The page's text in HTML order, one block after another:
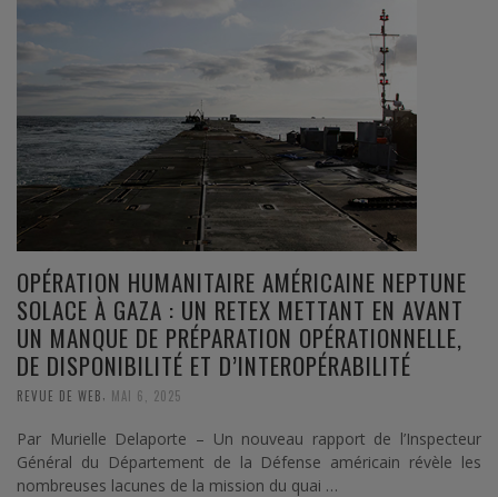
OPÉRATION HUMANITAIRE AMÉRICAINE NEPTUNE
SOLACE À GAZA : UN RETEX METTANT EN AVANT
UN MANQUE DE PRÉPARATION OPÉRATIONNELLE,
DE DISPONIBILITÉ ET D’INTEROPÉRABILITÉ
REVUE DE WEB MAI 6, 2025
Par Murielle Delaporte – Un nouveau rapport de l’Inspecteur
Général du Département de la Défense américain révèle les
nombreuses lacunes de la mission du quai …